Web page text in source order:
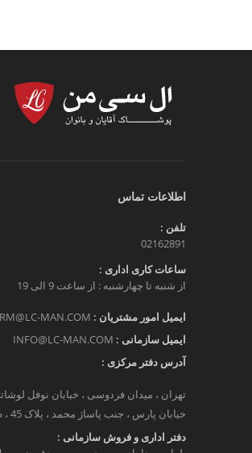
اطلاعات تماس
تلفن :
02162891
ساعات کاری اداری :
از شنبه تا چهارشنبه : از ساعت 9 الی 19
ایمیل امور مشتریان : MAN.COM
ایمیل سازمانی : INFO@LC-MAN.COM
آدرس دفتر مرکزی :
تهران ، میدان فردوسی ، خبابان نوفل
خیابان پارس ، جنب پاساژ محمد ، پلاک 45 ، طبقه اول
دفتر اداری و فروش سازمانی :